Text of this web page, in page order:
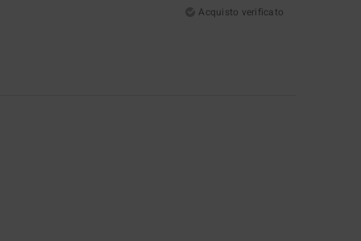
Acquisto verificato